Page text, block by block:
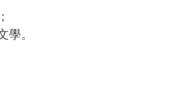
。